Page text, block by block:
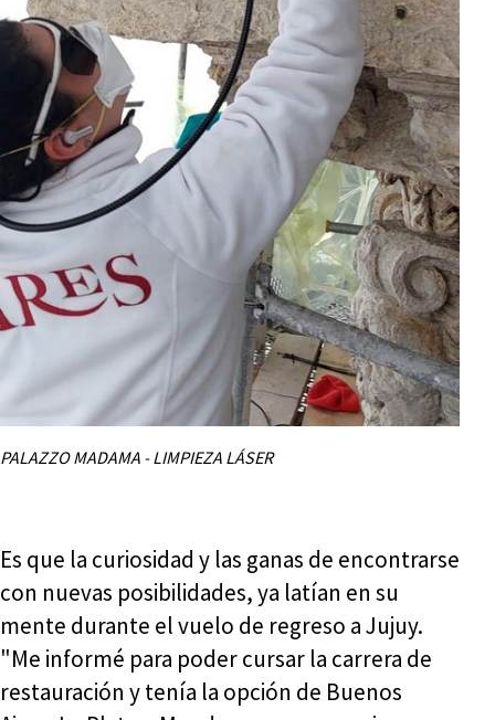
PALAZZO MADAMA - LIMPIEZA LÁSER
Es que la curiosidad y las ganas de encontrarse
con nuevas posibilidades, ya latían en su
mente durante el vuelo de regreso a Jujuy.
"Me informé para poder cursar la carrera de
restauración y tenía la opción de Buenos